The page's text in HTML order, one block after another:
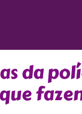
da